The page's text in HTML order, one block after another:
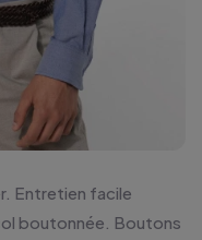
Entretien facile
boutonnée. Boutons